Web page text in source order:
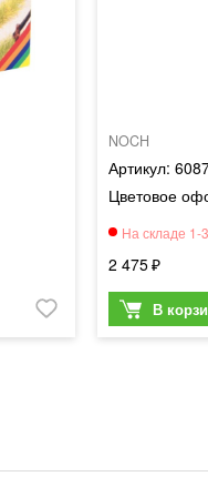
NOCH
Цветовое
2 475